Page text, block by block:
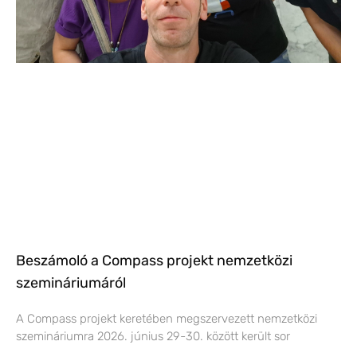
Beszámoló a Compass projekt nemzetközi
szemináriumáról
A Compass projekt keretében megszervezett nemzetközi
szemináriumra 2026. június 29-30. között került sor